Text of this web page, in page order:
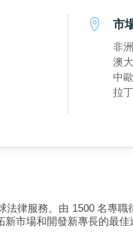
市
非洲
澳
中
拉
中
香港
法律服務。由 1500 名專
市場和開發新專長的最佳